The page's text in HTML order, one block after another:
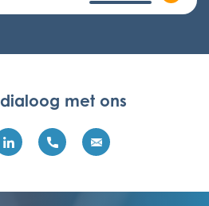
dialoog met ons